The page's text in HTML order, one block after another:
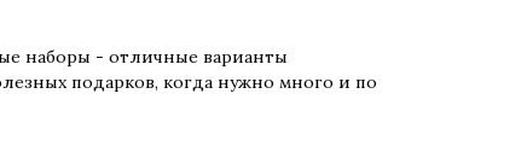
наборы - отличные варианты
подарков, когда нужно много и по